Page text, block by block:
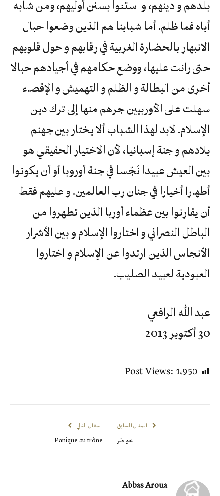
بلدهم و دينهم، و استنوا بسنن أوليهم، ومن شابه
أباه فما ظلم. أما شبابنا هم الذين وضعوا حبال
الانبهار بالحضارة الغربية في رقابهم و حول قلوبهم
حتى رانت عليها، ووضع حكامهم في أجيادهم حبالا
أخرى من البطالة و الظلم و التهميش و الإقصاء
سهلت على الأوربيين جرهم منها إلى ترك دين
الإسلام. لابد لهذا الشباب ألا يختار بين جهنم
بلادهم و جنة إسبانيا، لأن الاختيار الحقيقي هو
بين العيش عبيدا نُجّسا في جنة أوروبا أو أن يكونوا
أطهارا أخيارا في جنان رب العالمين. و عليهم فقط
أن يقارنوا بين عظماء أوربا الذين تطهروا من
الباطل النصراني و اختاروا الإسلام و بين الأشرار
الأنجاس الذين ارتدوا عن الإسلام و اختاروا
العبودية لعبيد الصليب.
عبد الله الرافعي
30 أكتوبر 2013
Post Views:1٬950
المقال السابق
خواطر
المقال التالي
Panique au trône
Abbas Aroua